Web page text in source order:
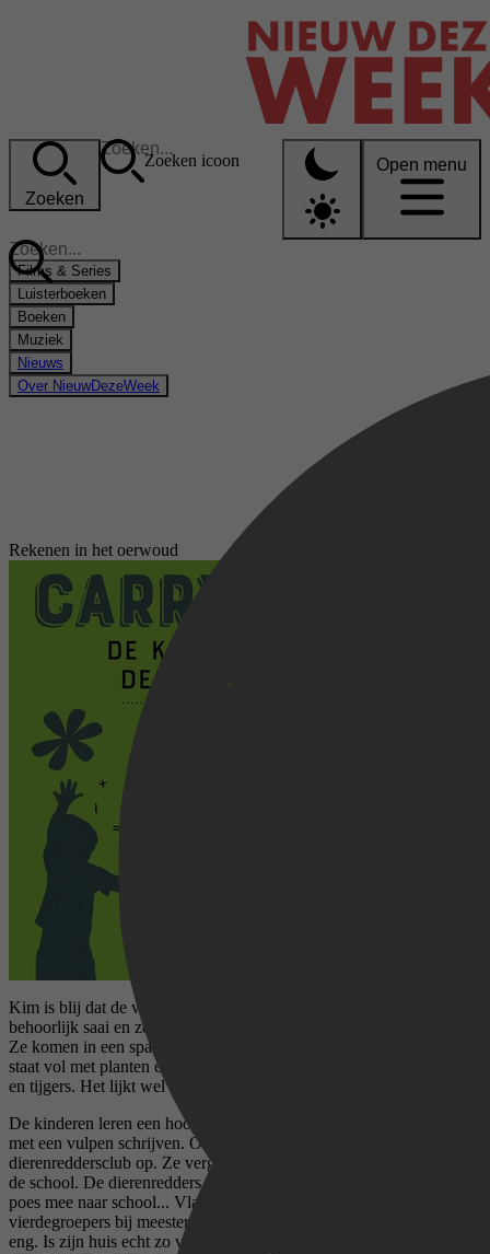
Zoeken
Zoeken icoon Open menu
Films & Series
Luisterboeken
Boeken
Muziek
Nieuws
Over NieuwDezeWeek
Rekenen in het oerwoud
Kim is blij dat de vakantie voorbij is. Het werd langzamerhand
behoorlijk saai en ze begon Lisa, Daan, Frank en Quilfort te missen.
Ze komen in een spannende klas... die van meester Ad. Zijn lokaal
staat vol met planten en aan de muren hangen posters van olifanten
en tijgers. Het lijkt wel een oerwoud!
De kinderen leren een hoop nieuwe dingen: tafels, hoofdletters en
met een vulpen schrijven. Ook richten ze een geheime
dierenreddersclub op. Ze vergaderen in een hut in de bosjes achter
de school. De dierenredders vinden een zielige poes. Ze nemen de
poes mee naar school... Vlak voor de zomervakantie gaan de
vierdegroepers bij meester Ad eten. Ze vinden het wel een beetje
eng. Is zijn huis echt zo vies als hij zelf zegt? En heeft hij nou een